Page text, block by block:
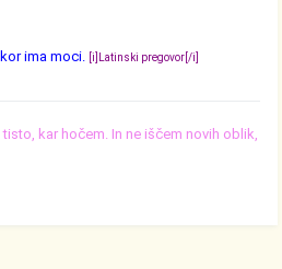
ima moci. [i]Latinski pregovor[/i]
kar hočem. In ne iščem novih oblik,